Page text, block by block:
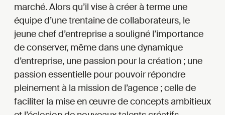
marché. Alors qu’il vise à créer à terme une
équipe d’une trentaine de collaborateurs, le
jeune chef d’entreprise a souligné l’importance
de conserver, même dans une dynamique
d’entreprise, une passion pour la création ; une
passion essentielle pour pouvoir répondre
pleinement à la mission de l’agence ; celle de
faciliter la mise en œuvre de concepts ambitieux